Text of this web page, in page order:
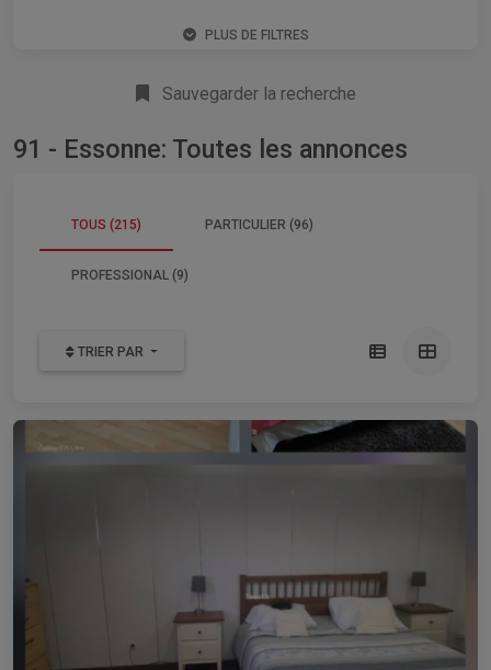
PLUS DE FILTRES
Sauvegarder la recherche
91 - Essonne: Toutes les annonces
TOUS (215) PARTICULIER (96)
PROFESSIONAL (9)
TRIER PAR